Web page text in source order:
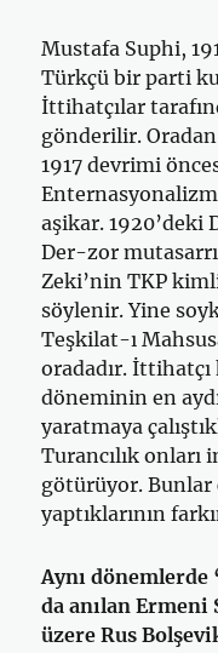
Mustafa Suphi,
Türkçü bir parti
İttihatçılar
gönderilir. Oradan
1917 devrimi
Enternasyonalizm
aşikar. 1920’deki
Der-zor
Zeki’nin TKP
söylenir. Yine
Teşkilat-ı
oradadır.
döneminin en
yaratmaya
Turancılık onları
götürüyor.
yaptıklarının
Aynı dönemlerde
da anılan Ermeni
üzere Rus